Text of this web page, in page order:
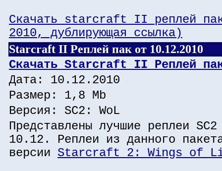
Скачать starcraft II реплей
2010, дублирующая ссылка)
Starcraft II Реплей пак от 10.12.2010
Скачать Starcraft II Реплей
Дата: 10.12.2010
Размер: 1,8 Mb
Версия: SC2: WoL
Представлены лучшие реплеи
10.12. Реплеи из данного
версии Starcraft 2: Wings of